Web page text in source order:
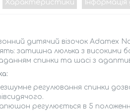
Характеристики
дитячий візочок Adamex
затишна люлька з високими
спинки та шасі з
регулювання спинки
регулюється в 5